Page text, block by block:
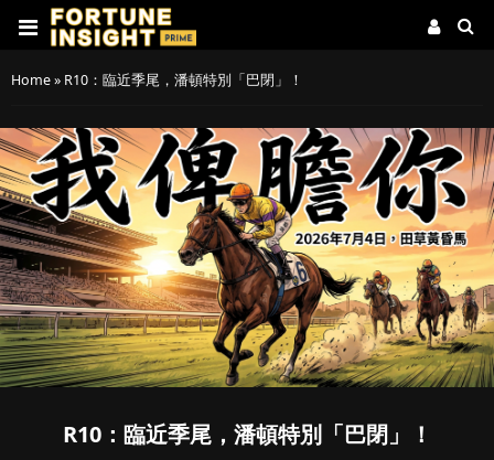
Home» R10：臨近季尾，潘頓特別「巴閉」！
R10：臨近季尾，潘頓特別「巴閉」！